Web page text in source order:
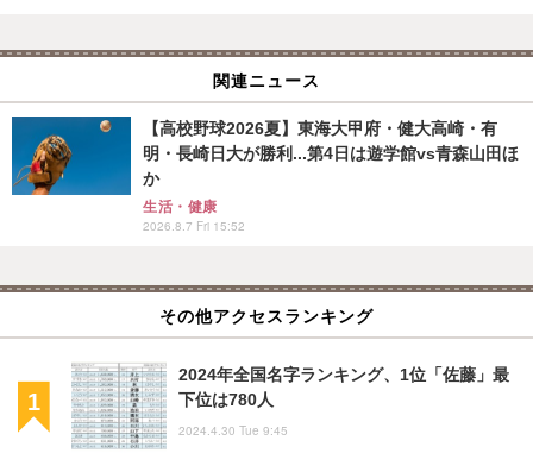
関連ニュース
【高校野球2026夏】東海大甲府・健大高崎・有
明・長崎日大が勝利...第4日は遊学館vs青森山田ほ
か
生活・健康
2026.8.7 Fri 15:52
その他アクセスランキング
2024年全国名字ランキング、1位「佐藤」最
下位は780人
2024.4.30 Tue 9:45